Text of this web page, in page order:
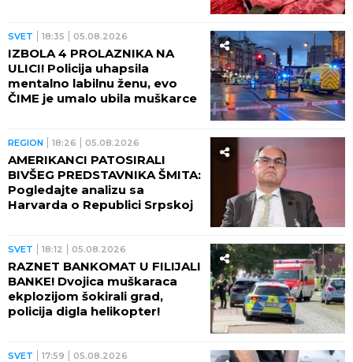
SVET 18:35 05.08.2026
IZBOLA 4 PROLAZNIKA NA
ULICI! Policija uhapsila
mentalno labilnu ženu, evo
ČIME je umalo ubila muškarce
REGION 18:26 05.08.2026
AMERIKANCI PATOSIRALI
BIVŠEG PREDSTAVNIKA ŠMITA:
Pogledajte analizu sa
Harvarda o Republici Srpskoj
SVET 18:12 05.08.2026
RAZNET BANKOMAT U FILIJALI
BANKE! Dvojica muškaraca
ekplozijom šokirali grad,
policija digla helikopter!
SVET 17:59 05.08.2026